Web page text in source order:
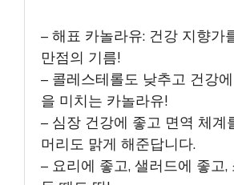
– 해표 카놀라유: 건강 지향가
만점의 기름!
– 콜레스테롤도 낮추고 건강
을 미치는 카놀라유!
– 심장 건강에 좋고 면역 체계
머리도 맑게 해준답니다.
– 요리에 좋고, 샐러드에 좋고,